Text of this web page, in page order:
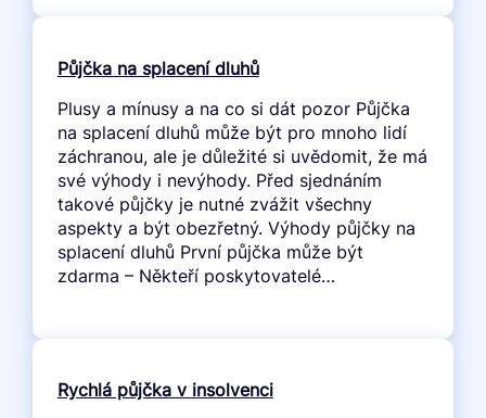
Půjčka na splacení dluhů
Plusy a mínusy a na co si dát pozor Půjčka
na splacení dluhů může být pro mnoho lidí
záchranou, ale je důležité si uvědomit, že má
své výhody i nevýhody. Před sjednáním
takové půjčky je nutné zvážit všechny
aspekty a být obezřetný. Výhody půjčky na
splacení dluhů První půjčka může být
zdarma – Někteří poskytovatelé…
Rychlá půjčka v insolvenci